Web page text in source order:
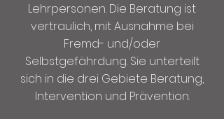
Lehrpersonen. Die Beratung ist
vertraulich, mit Ausnahme bei
Fremd- und/oder
Selbstgefährdung. Sie unterteilt
sich in die drei Gebiete Beratung,
Intervention und Prävention.